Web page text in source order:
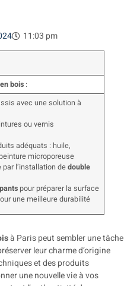
11:03 pm
bois :
avec une solution à
ou vernis
adéquats : huile,
microporeuse
par l’installation dedouble
pour préparer la surface
une meilleure durabilité
à Paris peut sembler une tâche
leur charme d’origine
et des produits
une nouvelle vie à vos